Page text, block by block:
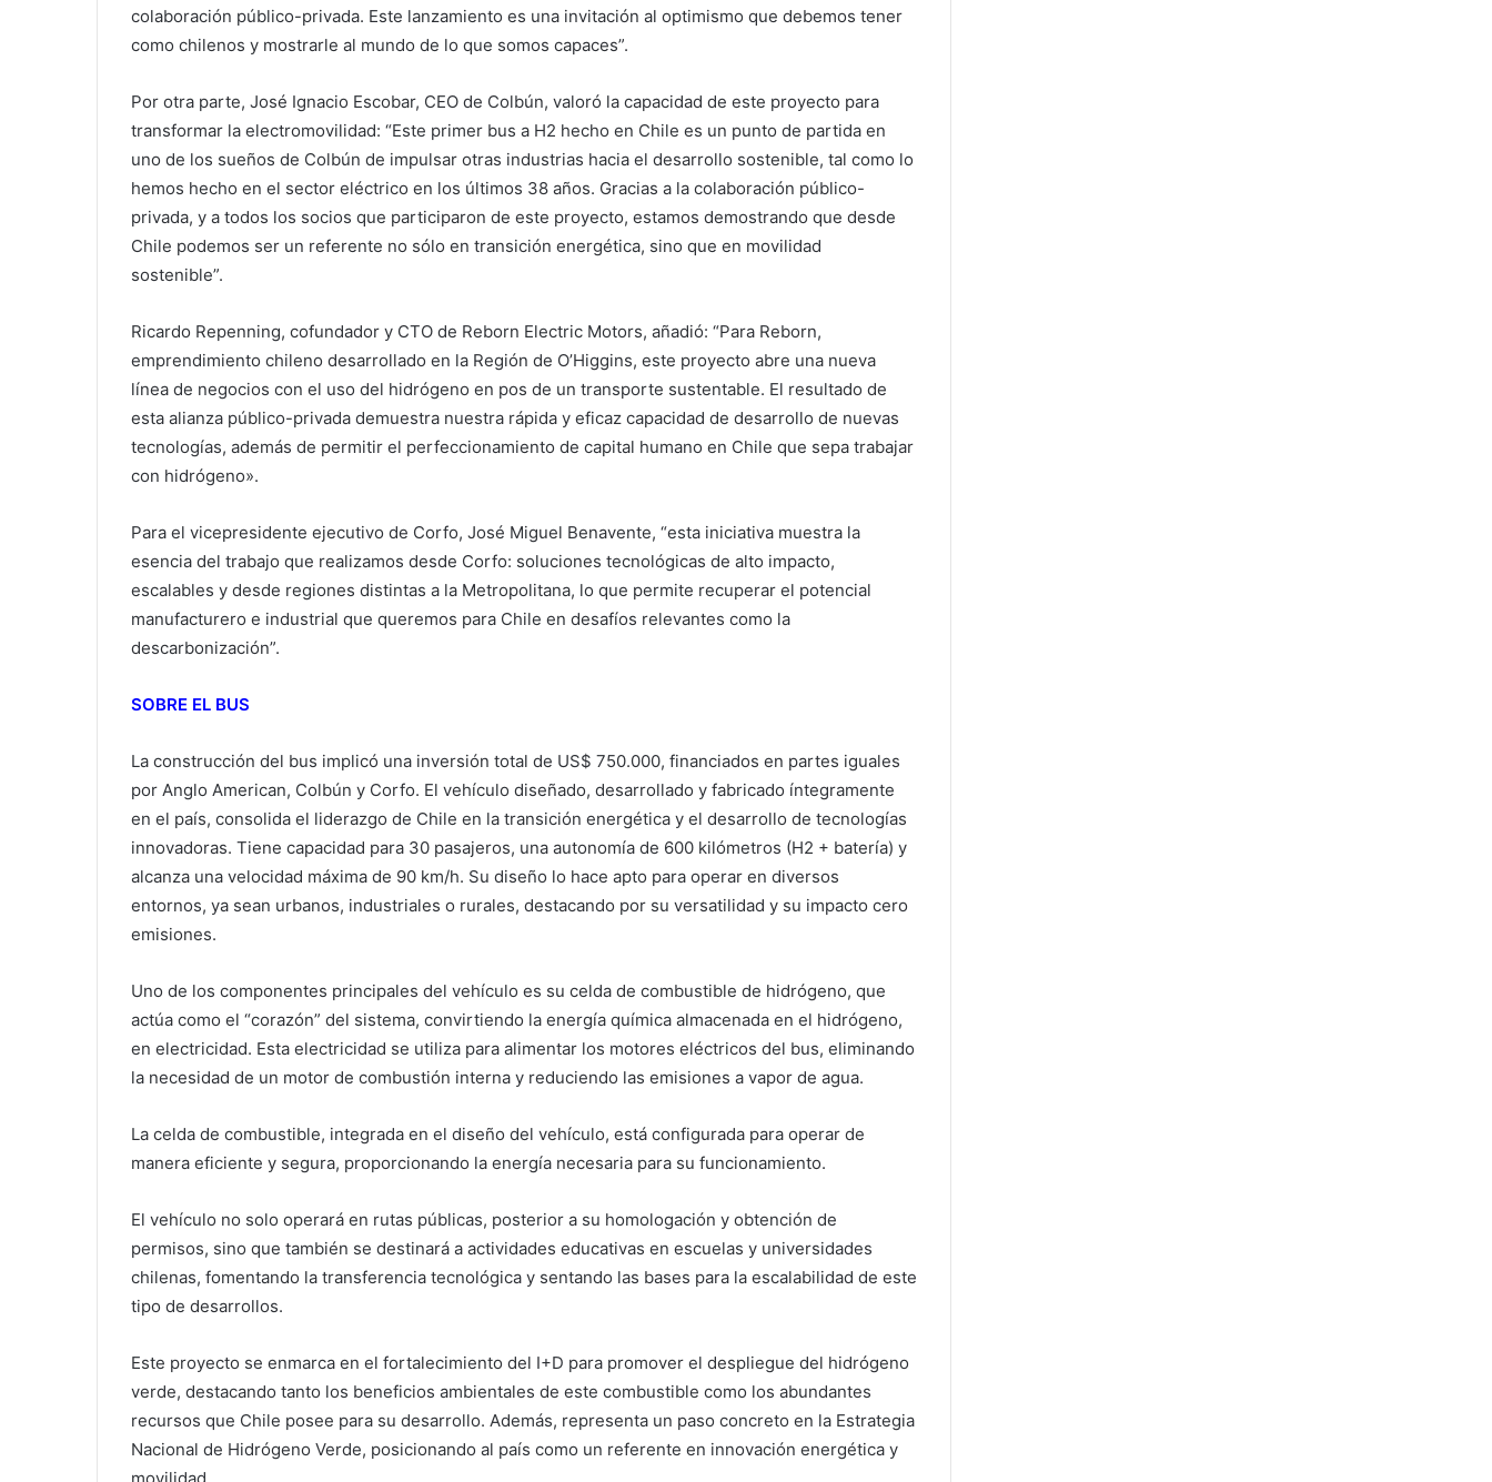
colaboración público-privada. Este lanzamiento es una invitación al optimismo que debemos tener
como chilenos y mostrarle al mundo de lo que somos capaces”.
Por otra parte, José Ignacio Escobar, CEO de Colbún, valoró la capacidad de este proyecto para
transformar la electromovilidad: “Este primer bus a H2 hecho en Chile es un punto de partida en
uno de los sueños de Colbún de impulsar otras industrias hacia el desarrollo sostenible, tal como lo
hemos hecho en el sector eléctrico en los últimos 38 años. Gracias a la colaboración público-
privada, y a todos los socios que participaron de este proyecto, estamos demostrando que desde
Chile podemos ser un referente no sólo en transición energética, sino que en movilidad
sostenible”.
Ricardo Repenning, cofundador y CTO de Reborn Electric Motors, añadió: “Para Reborn,
emprendimiento chileno desarrollado en la Región de O’Higgins, este proyecto abre una nueva
línea de negocios con el uso del hidrógeno en pos de un transporte sustentable. El resultado de
esta alianza público-privada demuestra nuestra rápida y eficaz capacidad de desarrollo de nuevas
tecnologías, además de permitir el perfeccionamiento de capital humano en Chile que sepa trabajar
con hidrógeno».
Para el vicepresidente ejecutivo de Corfo, José Miguel Benavente, “esta iniciativa muestra la
esencia del trabajo que realizamos desde Corfo: soluciones tecnológicas de alto impacto,
escalables y desde regiones distintas a la Metropolitana, lo que permite recuperar el potencial
manufacturero e industrial que queremos para Chile en desafíos relevantes como la
descarbonización”.
SOBRE EL BUS
La construcción del bus implicó una inversión total de US$ 750.000, financiados en partes iguales
por Anglo American, Colbún y Corfo. El vehículo diseñado, desarrollado y fabricado íntegramente
en el país, consolida el liderazgo de Chile en la transición energética y el desarrollo de tecnologías
innovadoras. Tiene capacidad para 30 pasajeros, una autonomía de 600 kilómetros (H2 + batería) y
alcanza una velocidad máxima de 90 km/h. Su diseño lo hace apto para operar en diversos
entornos, ya sean urbanos, industriales o rurales, destacando por su versatilidad y su impacto cero
emisiones.
Uno de los componentes principales del vehículo es su celda de combustible de hidrógeno, que
actúa como el “corazón” del sistema, convirtiendo la energía química almacenada en el hidrógeno,
en electricidad. Esta electricidad se utiliza para alimentar los motores eléctricos del bus, eliminando
la necesidad de un motor de combustión interna y reduciendo las emisiones a vapor de agua.
La celda de combustible, integrada en el diseño del vehículo, está configurada para operar de
manera eficiente y segura, proporcionando la energía necesaria para su funcionamiento.
El vehículo no solo operará en rutas públicas, posterior a su homologación y obtención de
permisos, sino que también se destinará a actividades educativas en escuelas y universidades
chilenas, fomentando la transferencia tecnológica y sentando las bases para la escalabilidad de este
tipo de desarrollos.
Este proyecto se enmarca en el fortalecimiento del I+D para promover el despliegue del hidrógeno
verde, destacando tanto los beneficios ambientales de este combustible como los abundantes
recursos que Chile posee para su desarrollo. Además, representa un paso concreto en la Estrategia
Nacional de Hidrógeno Verde, posicionando al país como un referente en innovación energética y